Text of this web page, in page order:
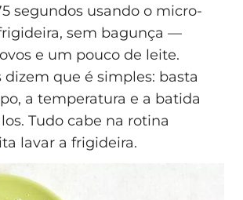
segundos usando o micro-
sem bagunça —
e um pouco de leite.
dizem que é simples: basta
a temperatura e a batida
Tudo cabe na rotina
lavar a frigideira.